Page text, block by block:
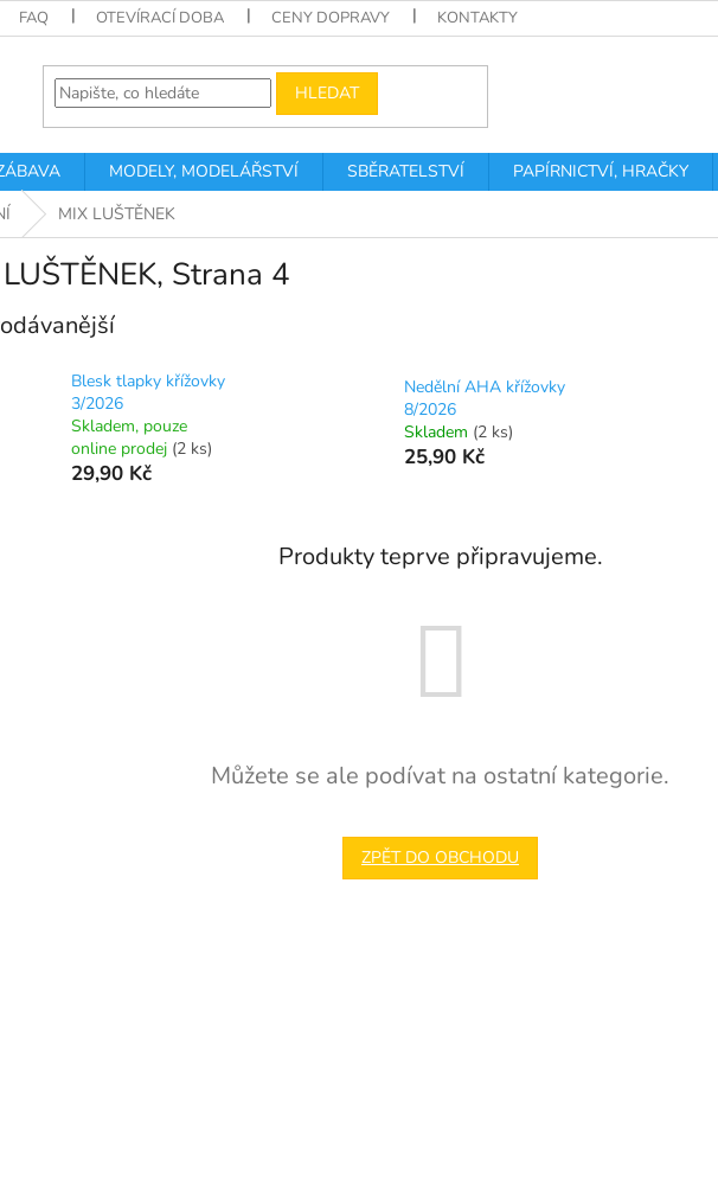
FAQ OTEVÍRACÍ DOBA CENY DOPRAVY KONTAKTY
HLEDAT
MODELY, MODELÁŘSTVÍ SBĚRATELSTVÍ PAPÍRNICTVÍ, HRAČKY
MIX LUŠTĚNEK
, Strana 4
Blesk tlapky křížovky
3/2026
Skladem, pouze
online prodej (2 ks)
29,90 Kč
Nedělní AHA křížovky
8/2026
Skladem (2 ks)
25,90 Kč
Produkty teprve připravujeme.
Můžete se ale podívat na ostatní kategorie.
ZPĚT DO OBCHODU